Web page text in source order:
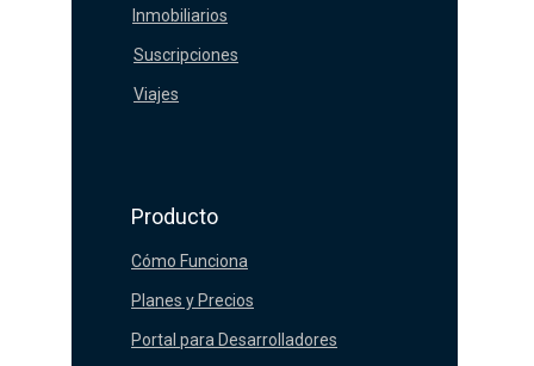
Inmobiliarios
Viajes
Suscripciones
Cómo Funciona
Portal para Desarrolladores
Planes y Precios
Producto